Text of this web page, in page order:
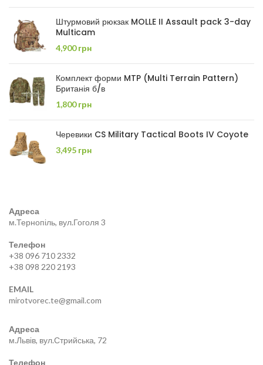
Штурмовий рюкзак MOLLE II Assault pack 3-day
Multicam
4,900грн
Комплект форми MTP (Multi Terrain Pattern)
Британія б/в
1,800грн
Черевики CS Military Tactical Boots IV Coyote
3,495 грн
Адреса
м.Тернопіль, вул.Гоголя 3
Телефон
+38 096 710 2332
+38 098 220 2193
EMAIL
mirotvorec.te@gmail.com
Адреса
м.Львів, вул.Стрийська, 72
Телефон